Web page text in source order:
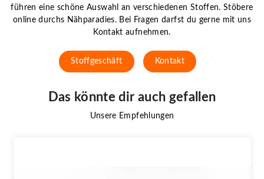
führen eine schöne Auswahl an verschiedenen Stoffen. Stöbere
online durchs Nähparadies. Bei Fragen darfst du gerne mit uns
Kontakt aufnehmen.
Stoffgeschäft Kontakt
Das könnte dir auch gefallen
Unsere Empfehlungen